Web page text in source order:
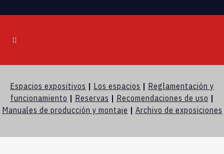
Espacios expositivos | Los espacios | Reglamentación y
funcionamiento | Reservas | Recomendaciones de uso |
Manuales de producción y montaje | Archivo de exposiciones